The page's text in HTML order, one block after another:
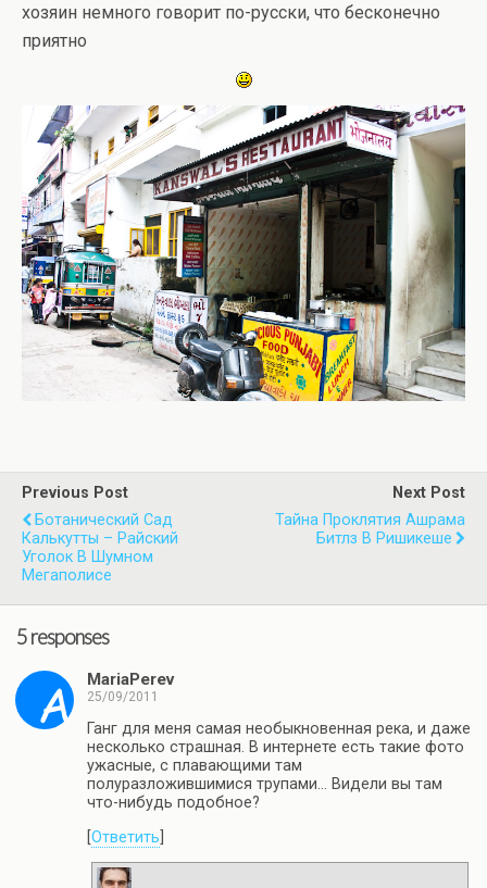
хозяин немного говорит по-русски, что бесконечно
приятно
Previous Post
Ботанический Сад
Калькутты – Райский
Уголок В Шумном
Мегаполисе
Next Post
Тайна Проклятия Ашрама
Битлз В Ришикеше
5 responses
MariaPerev
25/09/2011
Ганг для меня самая необыкновенная река, и даже
несколько страшная. В интернете есть такие фото
ужасные, с плавающими там
полуразложившимися трупами… Видели вы там
что-нибудь подобное?
Ответить